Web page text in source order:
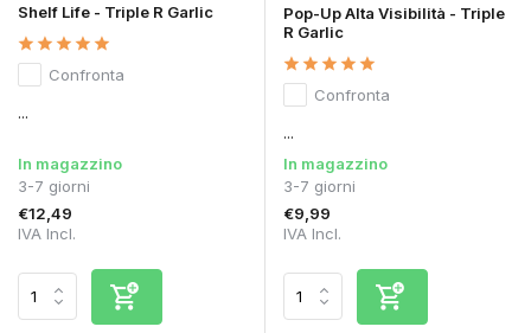
Shelf Life - Triple R Garlic
Confronta
...
In magazzino
3-7 giorni
€12,49
IVA Incl.
Pop-Up Alta Visibilità - Triple
R Garlic
Confronta
...
In magazzino
3-7 giorni
€9,99
IVA Incl.